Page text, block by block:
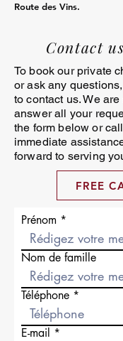
Route des Vins.
Contact us
To book our private
or ask any
to contact us. We
answer all your
the form below or
immediate
forward to serving
FREE
Prénom
Nom de famille
Téléphone
E-mail